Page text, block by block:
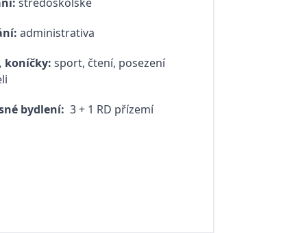
středoškolské
administrativa
koníčky: sport, čtení, posezení
bydlení: 3 + 1 RD přízemí